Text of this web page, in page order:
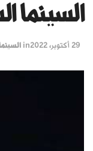
السينما
29 أكتوبر، 2022 in